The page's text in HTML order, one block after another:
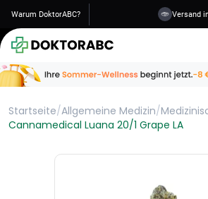
Warum DoktorABC? Versand
Startseite/Allgemeine Medizin/
Cannamedical Luana 20/1 Grape LA